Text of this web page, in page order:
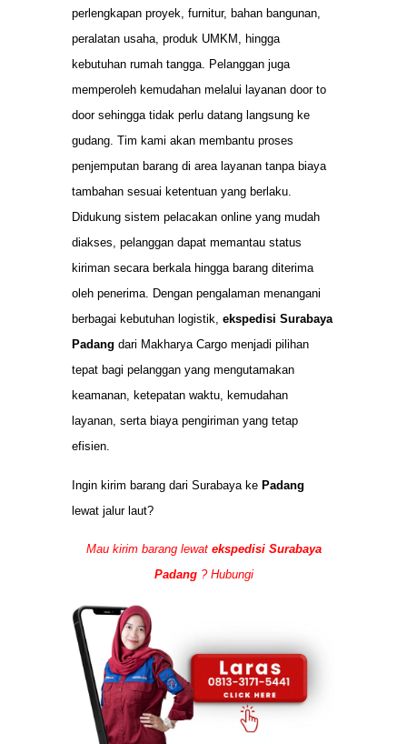
perlengkapan proyek, furnitur, bahan bangunan,
peralatan usaha, produk UMKM, hingga
kebutuhan rumah tangga. Pelanggan juga
memperoleh kemudahan melalui layanan door to
door sehingga tidak perlu datang langsung ke
gudang. Tim kami akan membantu proses
penjemputan barang di area layanan tanpa biaya
tambahan sesuai ketentuan yang berlaku.
Didukung sistem pelacakan online yang mudah
diakses, pelanggan dapat memantau status
kiriman secara berkala hingga barang diterima
oleh penerima. Dengan pengalaman menangani
berbagai kebutuhan logistik, ekspedisi Surabaya
Padang dari Makharya Cargo menjadi pilihan
tepat bagi pelanggan yang mengutamakan
keamanan, ketepatan waktu, kemudahan
layanan, serta biaya pengiriman yang tetap
efisien.
Ingin kirim barang dari Surabaya ke Padang
lewat jalur laut?
Mau kirim barang lewat ekspedisi Surabaya
Padang ? Hubungi